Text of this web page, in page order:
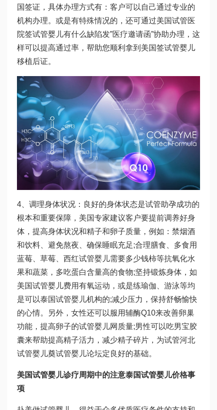
国签证，具体办理方式有：客户可以自己通过专业的
机构办理。或是有特殊情况的，还可通过美国试管医
院签试管婴儿有什么缺陷发”医疗邀请函”协助办理，这
样可以提高通过率，帮助您顺利拿到美国签试管婴儿
移植后证。
4、调理身体状况：良好的身体状态是试管助孕成功的
根本和重要保障，美国专家建议客户要提前调养好身
体，提高身体状况和精子和卵子质量，例如：禁烟酒
和饮料、避免熬夜、确保睡眠充足;合理膳食、多食用
蓝莓、草莓、西红试管婴儿需要多少钱柿等抗氧化水
果和蔬菜，多吃蛋白含量高的食物;坚持锻炼身体，如
美国试管婴儿费用有氧运动，或是练瑜伽、游泳等均
是可以泰国试管婴儿机构的;减少压力，保持舒畅愉快
的心情。另外，女性还可以服用辅酶Q10来改善卵巢
功能，提高卵子的试管婴儿网 质量;男性可以吃男宝胶
囊来帮助提高精子活力，减少精子碎片，为试管河北
试管婴儿奠试管婴儿论坛定良好的基础。
美国试管婴儿诊疗周期中的注意泰国试管婴儿价格事
项